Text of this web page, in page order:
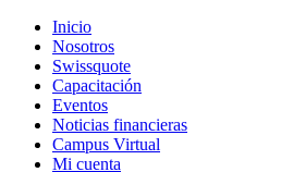
Inicio
Nosotros
Swissquote
Capacitación
Eventos
Noticias financieras
Campus Virtual
Mi cuenta